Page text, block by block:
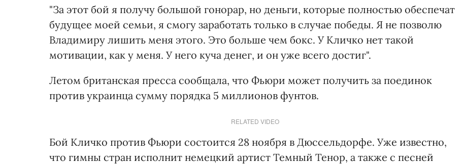
"За этот бой я получу большой гонорар, но деньги, которые полностью обеспечат
будущее моей семьи, я смогу заработать только в случае победы. Я не позволю
Владимиру лишить меня этого. Это больше чем бокс. У Кличко нет такой
мотивации, как у меня. У него куча денег, и он уже всего достиг".
Летом британская пресса сообщала, что Фьюри может получить за поединок
против украинца сумму порядка 5 миллионов фунтов.
RELATED VIDEO
Бой Кличко против Фьюри состоится 28 ноября в Дюссельдорфе. Уже известно,
что гимны стран исполнит немецкий артист Темный Тенор, а также с песней